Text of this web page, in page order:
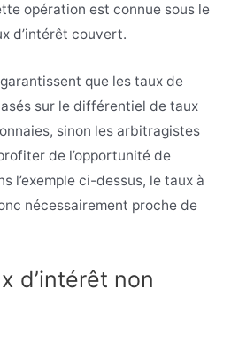
opération est connue sous le
d’intérêt couvert.
que les taux de
sur le différentiel de taux
sinon les arbitragistes
de l’opportunité de
l’exemple ci-dessus, le taux à
nécessairement proche de
d’intérêt non